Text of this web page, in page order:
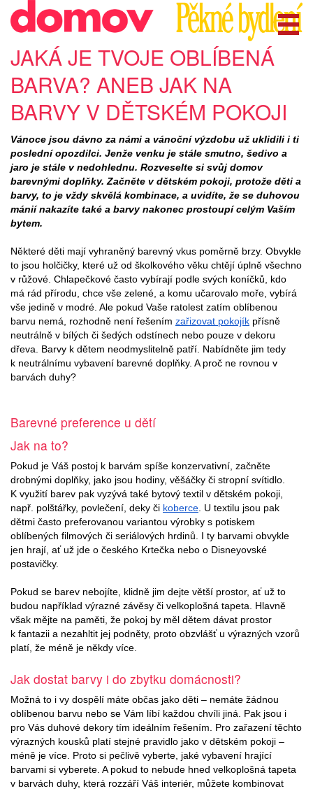
JAKÁ JE TVOJE OBLÍBENÁ
BARVA? ANEB JAK NA
BARVY V DĚTSKÉM POKOJI
Vánoce jsou dávno za námi a vánoční výzdobu už uklidili i ti
poslední opozdilci. Jenže venku je stále smutno, šedivo a
jaro je stále v nedohlednu. Rozveselte si svůj domov
barevnými doplňky. Začněte v dětském pokoji, protože děti a
barvy, to je vždy skvělá kombinace, a uvidíte, že se duhovou
mánií nakazíte také a barvy nakonec prostoupí celým Vaším
bytem.
Barevné preference u dětí
Některé děti mají vyhraněný barevný vkus poměrně brzy. Obvykle
to jsou holčičky, které už od školkového věku chtějí úplně všechno
v růžové. Chlapečkové často vybírají podle svých koníčků, kdo
má rád přírodu, chce vše zelené, a komu učarovalo moře, vybírá
vše jedině v modré. Ale pokud Vaše ratolest zatím oblíbenou
barvu nemá, rozhodně není řešením zařizovat pokojík přísně
neutrálně v bílých či šedých odstínech nebo pouze v dekoru
dřeva. Barvy k dětem neodmyslitelně patří. Nabídněte jim tedy
k neutrálnímu vybavení barevné doplňky. A proč ne rovnou v
barvách duhy?
Jak na to?
Pokud je Váš postoj k barvám spíše konzervativní, začněte
drobnými doplňky, jako jsou hodiny, věšáčky či stropní svítidlo.
K využití barev pak vyzývá také bytový textil v dětském pokoji,
např. polštářky, povlečení, deky či koberce. U textilu jsou pak
dětmi často preferovanou variantou výrobky s potiskem
oblíbených filmových či seriálových hrdinů. I ty barvami obvykle
jen hrají, ať už jde o českého Krtečka nebo o Disneyovské
postavičky.
Pokud se barev nebojíte, klidně jim dejte větší prostor, ať už to
budou například výrazné závěsy či velkoplošná tapeta. Hlavně
však mějte na paměti, že pokoj by měl dětem dávat prostor
k fantazii a nezahltit jej podněty, proto obzvlášť u výrazných vzorů
platí, že méně je někdy více.
Jak dostat barvy i do zbytku domácnosti?
Možná to i vy dospělí máte občas jako děti – nemáte žádnou
oblíbenou barvu nebo se Vám líbí každou chvíli jiná. Pak jsou i
pro Vás duhové dekory tím ideálním řešením. Pro zařazení těchto
výrazných kousků platí stejné pravidlo jako v dětském pokoji –
méně je více. Proto si pečlivě vyberte, jaké vybavení hrající
barvami si vyberete. A pokud to nebude hned velkoplošná tapeta
v barvách duhy, která rozzáří Váš interiér, můžete kombinovat